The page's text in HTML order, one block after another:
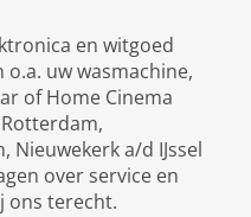
en witgoed
uw wasmachine,
of Home Cinema
Nieuwekerk a/d IJssel
over service en
ons terecht.